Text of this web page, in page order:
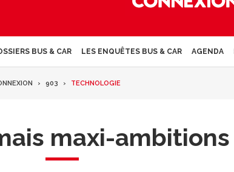
BUS & CAR LES ENQUÊTES BUS & CAR AGENDA
903 TECHNOLOGIE
maxi-ambitions